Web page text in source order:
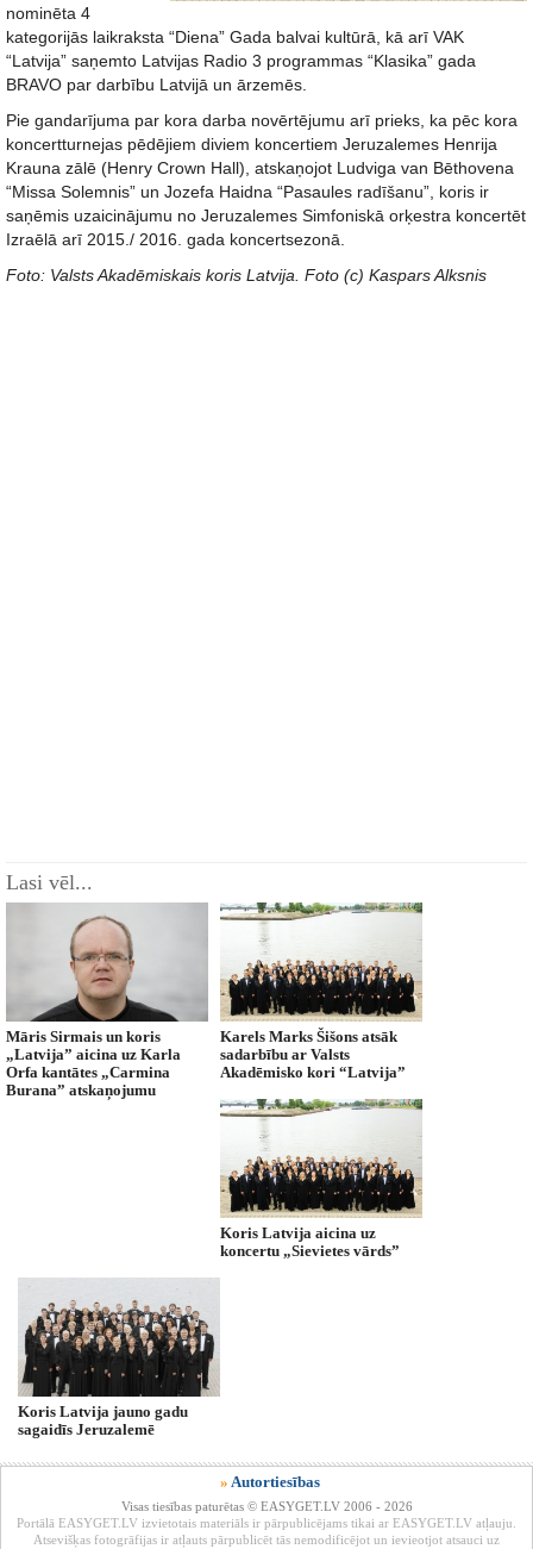
nominēta 4
kategorijās laikraksta “Diena” Gada balvai kultūrā, kā arī VAK
“Latvija” saņemto Latvijas Radio 3 programmas “Klasika” gada
BRAVO par darbību Latvijā un ārzemēs.
Pie gandarījuma par kora darba novērtējumu arī prieks, ka pēc kora
koncertturnejas pēdējiem diviem koncertiem Jeruzalemes Henrija
Krauna zālē (Henry Crown Hall), atskaņojot Ludviga van Bēthovena
“Missa Solemnis” un Jozefa Haidna “Pasaules radīšanu”, koris ir
saņēmis uzaicinājumu no Jeruzalemes Simfoniskā orķestra koncertēt
Izraēlā arī 2015./ 2016. gada koncertsezonā.
Foto: Valsts Akadēmiskais koris Latvija. Foto (c) Kaspars Alksnis
Lasi vēl...
Māris Sirmais un koris
„Latvija” aicina uz Karla
Orfa kantātes „Carmina
Burana” atskaņojumu
Karels Marks Šišons atsāk
sadarbību ar Valsts
Akadēmisko kori “Latvija”
Koris Latvija aicina uz
koncertu „Sievietes vārds”
Koris Latvija jauno gadu
sagaidīs Jeruzalemē
» Autortiesības
Visas tiesības paturētas © EASYGET.LV 2006 - 2026
Portālā EASYGET.LV izvietotais materiāls ir pārpublicējams tikai ar EASYGET.LV atļauju.
Atsevišķas fotogrāfijas ir atļauts pārpublicēt tās nemodificējot un ievieotjot atsauci uz